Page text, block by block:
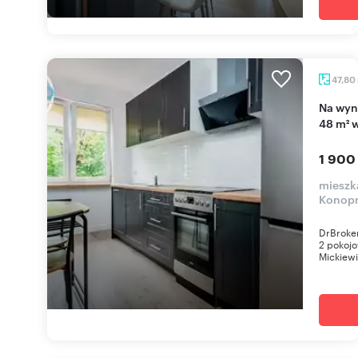
47,80
Na wynajem przestronne 2-pokojowe mieszkanie
48 m²
1 900
2